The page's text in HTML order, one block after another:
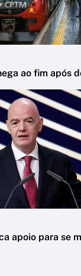
ao fim após
apoio para se